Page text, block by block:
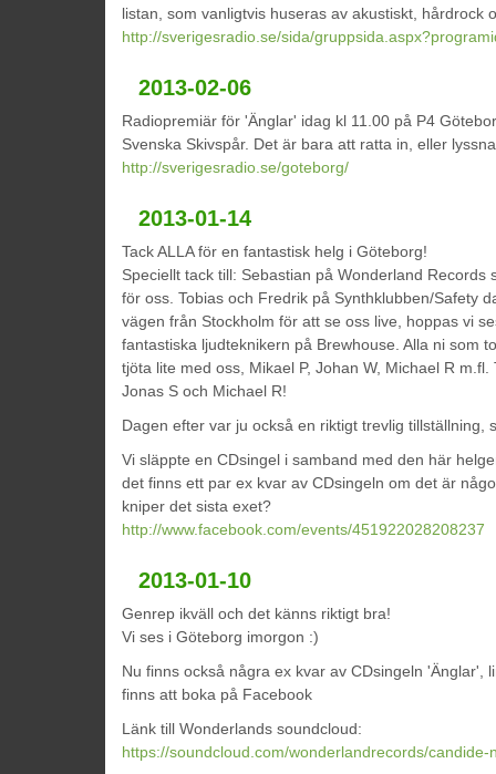
listan, som vanligtvis huseras av akustiskt, hårdrock
http://sverigesradio.se/sida/
2013-02-06
Radiopremiär för 'Änglar' idag kl 11.00 på P4
Svenska Skivspår. Det är bara att ratta in, eller
http://sverigesradio.se/goteborg/
2013-01-14
Tack ALLA för en fantastisk helg i Göteborg!
Speciellt tack till: Sebastian på Wonderland Records
för oss. Tobias och Fredrik på Synthklubben/Safety
vägen från Stockholm för att se oss live, hoppas vi
fantastiska ljudteknikern på Brewhouse. Alla ni som
tjöta lite med oss, Mikael P, Johan W, Michael R
Jonas S och Michael R!
Dagen efter var ju också en riktigt trevlig tillställning,
Vi släppte en CDsingel i samband med den här
det finns ett par ex kvar av CDsingeln om det är
kniper det sista exet?
http://www.facebook.com/events/451922028208237
2013-01-10
Genrep ikväll och det känns riktigt bra!
Vi ses i Göteborg imorgon :)
Nu finns också några ex kvar av CDsingeln 'Änglar',
finns att boka på Facebook
Länk till Wonderlands soundcloud:
https://soundcloud.com/wonderlandrecords/candide-